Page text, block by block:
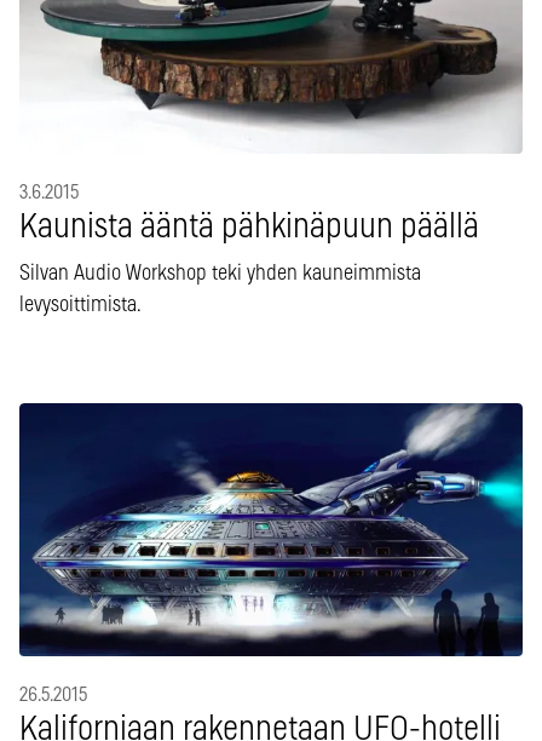
3.6.2015
Kaunista ääntä pähkinäpuun päällä
Silvan Audio Workshop teki yhden kauneimmista
levysoittimista.
26.5.2015
Kaliforniaan rakennetaan UFO-hotelli